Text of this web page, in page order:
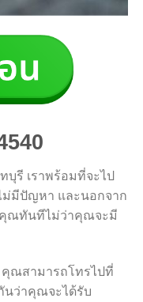
รี เราพร้อมที่จะไป
ม่มีปัญหา และนอกจาก
คุณทันทีไม่ว่าคุณจะมี
คุณสามารถโทรไปที่
นว่าคุณจะได้รับ